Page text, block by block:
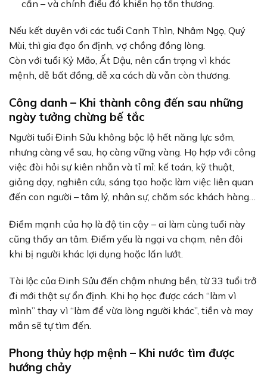
cần – và chính điều đó khiến họ tổn thương.
Nếu kết duyên với các tuổi Canh Thìn, Nhâm Ngọ, Quý
Mùi, thì gia đạo ổn định, vợ chồng đồng lòng.
Còn với tuổi Kỷ Mão, Ất Dậu, nên cẩn trọng vì khác
mệnh, dễ bất đồng, dễ xa cách dù vẫn còn thương.
Công danh – Khi thành công đến sau những
ngày tưởng chừng bế tắc
Người tuổi Đinh Sửu không bộc lộ hết năng lực sớm,
nhưng càng về sau, họ càng vững vàng. Họ hợp với công
việc đòi hỏi sự kiên nhẫn và tỉ mỉ: kế toán, kỹ thuật,
giảng dạy, nghiên cứu, sáng tạo hoặc làm việc liên quan
đến con người – tâm lý, nhân sự, chăm sóc khách hàng…
Điểm mạnh của họ là độ tin cậy – ai làm cùng tuổi này
cũng thấy an tâm. Điểm yếu là ngại va chạm, nên đôi
khi bị người khác lợi dụng hoặc lấn lướt.
Tài lộc của Đinh Sửu đến chậm nhưng bền, từ 33 tuổi trở
đi mới thật sự ổn định. Khi họ học được cách “làm vì
mình” thay vì “làm để vừa lòng người khác”, tiền và may
mắn sẽ tự tìm đến.
Phong thủy hợp mệnh – Khi nước tìm được
hướng chảy